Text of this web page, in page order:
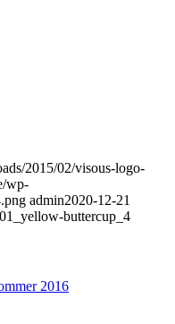
2015/02/visous-logo-
wp-
admin2020-12-21
buttercup_4
2016